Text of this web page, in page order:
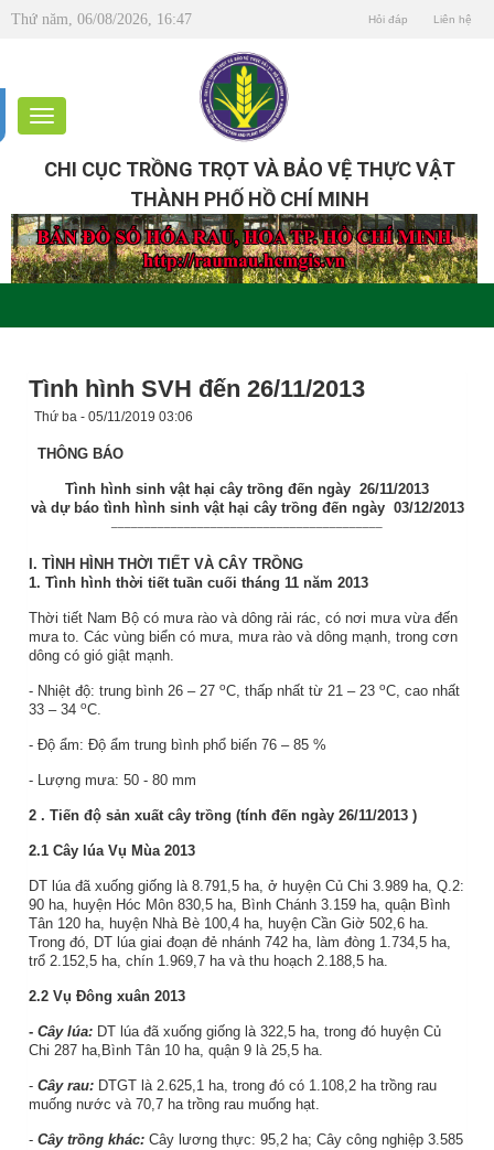
Thứ năm, 06/08/2026, 16:47 Hỏi đáp Liên hệ
CHI CỤC TRỒNG TRỌT VÀ BẢO VỆ THỰC VẬT
THÀNH PHỐ HỒ CHÍ MINH
Tình hình SVH đến 26/11/2013
Thứ ba - 05/11/2019 03:06
THÔNG BÁO
Tình hình sinh vật hại cây trồng đến ngày 26/11/2013
và dự báo tình hình sinh vật hại cây trồng đến ngày 03/12/2013
I. TÌNH HÌNH THỜI TIẾT VÀ CÂY TRỒNG
1. Tình hình thời tiết tuần cuối tháng 11 năm 2013
Thời tiết Nam Bộ có mưa rào và dông rải rác, có nơi mưa vừa đến
mưa to. Các vùng biển có mưa, mưa rào và dông mạnh, trong cơn
dông có gió giật mạnh.
- Nhiệt độ: trung bình 26 – 27 oC, thấp nhất từ 21 – 23 oC, cao nhất
33 – 34 oC.
- Độ ẩm: Độ ẩm trung bình phổ biến 76 – 85 %
- Lượng mưa: 50 - 80 mm
2 . Tiến độ sản xuất cây trồng (tính đến ngày 26/11/2013 )
2.1 Cây lúa Vụ Mùa 2013
DT lúa đã xuống giống là 8.791,5 ha, ở huyện Củ Chi 3.989 ha, Q.2:
90 ha, huyện Hóc Môn 830,5 ha, Bình Chánh 3.159 ha, quận Bình
Tân 120 ha, huyện Nhà Bè 100,4 ha, huyện Cần Giờ 502,6 ha.
Trong đó, DT lúa giai đoạn đẻ nhánh 742 ha, làm đòng 1.734,5 ha,
trổ 2.152,5 ha, chín 1.969,7 ha và thu hoạch 2.188,5 ha.
2.2 Vụ Đông xuân 2013
- Cây lúa: DT lúa đã xuống giống là 322,5 ha, trong đó huyện Củ
Chi 287 ha,Bình Tân 10 ha, quận 9 là 25,5 ha.
- Cây rau: DTGT là 2.625,1 ha, trong đó có 1.108,2 ha trồng rau
muống nước và 70,7 ha trồng rau muống hạt.
- Cây trồng khác: Cây lương thực: 95,2 ha; Cây công nghiệp 3.585